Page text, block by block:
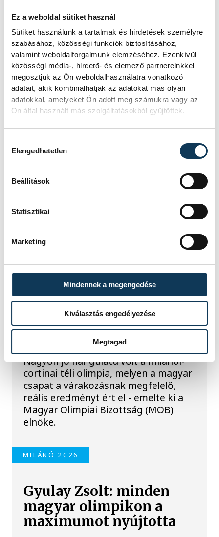
Ez a weboldal sütiket használ
Sütiket használunk a tartalmak és hirdetések személyre
szabásához, közösségi funkciók biztosításához,
valamint weboldalforgalmunk elemzéséhez. Ezenkívül
közösségi média-, hirdető- és elemező partnereinkkel
megosztjuk az Ön weboldalhasználatra vonatkozó
adatait, akik kombinálhatják az adatokat más olyan
adatokkal, amelyeket Ön adott meg számukra vagy az
Ön által használt más szolgáltatásokból gyűjtöttek.
Elengedhetetlen
Beállítások
Statisztikai
Marketing
Mindennek a megengedése
Kiválasztás engedélyezése
Megtagad
TOVÁBBI CIKKEK
MILÁNÓ 2026
Gyulay Zsolt: elképesztő
hangulata volt az
olimpiának
Nagyon jó hangulatú volt a milánói-
cortinai téli olimpia, melyen a magyar
csapat a várakozásnak megfelelő,
reális eredményt ért el - emelte ki a
Magyar Olimpiai Bizottság (MOB)
elnöke.
MILÁNÓ 2026
Gyulay Zsolt: minden
magyar olimpikon a
maximumot nyújtotta